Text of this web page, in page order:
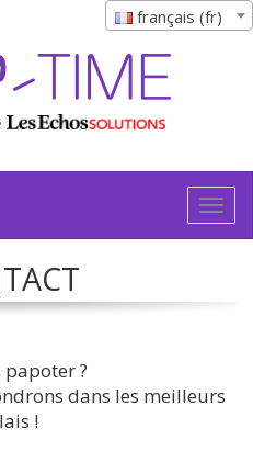
français (fr)
papoter ?
dans les meilleurs
!